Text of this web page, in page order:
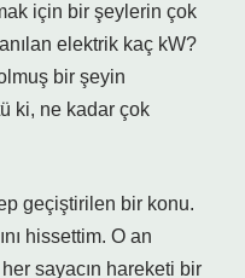
için bir şeylerin çok
elektrik kaç kW?
bir şeyin
ki, ne kadar çok
geçiştirilen bir konu.
hissettim. O an
sayacın hareketi bir